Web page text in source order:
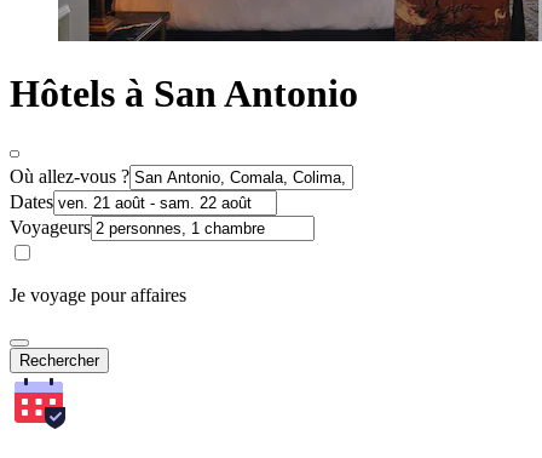
Hôtels à San Antonio
Où allez-vous ?
Dates
Voyageurs
Je voyage pour affaires
Rechercher